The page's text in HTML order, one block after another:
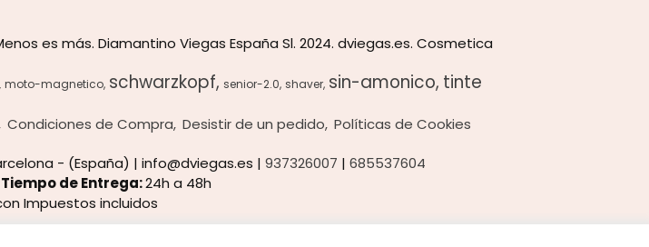
es más. Diamantino Viegas España Sl. 2024. dviegas.es. Cosmetica
moto-magnetico schwarzkopf senior-2.0 shaver sin-amonico tinte
Condiciones de Compra Desistir de un pedido Políticas de Cookies
- (España) | info@dviegas.es | 937326007 | 685537604
Tiempo de Entrega:24h a 48h
Impuestos incluidos